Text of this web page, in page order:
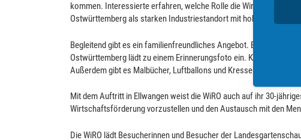
kommen. Interessierte erfahren, welche Rolle die
Ostwürttemberg als starken Industriestandort mit hoher
Begleitend gibt es ein familienfreundliches Angebot. Eine Fotobox
Ostwürttemberg lädt zu einem Erinnerungsfoto ein. Kinder können
Außerdem gibt es Malbücher, Luftballons und Kressesamen für
Mit dem Auftritt in Ellwangen weist die WiRO auch auf ihr 30-
Wirtschaftsförderung vorzustellen und den Austausch mit den
Die WiRO lädt Besucherinnen und Besucher der